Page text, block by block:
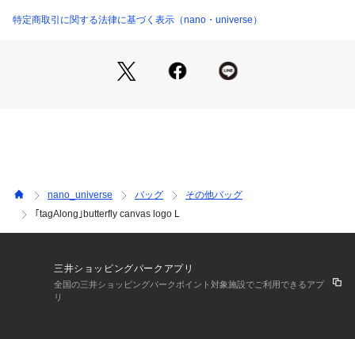
い手触り、思わず鼻をくすぐる香り、目を惹きつける色彩やフ
少し不便だったり、完璧とは言えないかもしれないもの。で
2024年8月、tagAlongの世界は少しずつ広がっていきます。多
くの人に愛される、小さなスーヴェニアブランドとして。あな
たの大切な「お気に入り」を、tagAlongと共に見つけてみませ
-About Product-
tagAlongの最初のプロダクトは、「butterfly」と名付けられた
特定商取引に関する法律に基づく表示（nano・universe）
nano_universe バッグ
その他バッグ
｢tagAlong｣butterfly canvas logo L
三井ショッピングパークアプリ
全国の三井ショッピングパークポイント対象施設でご利用できるアプ
リ